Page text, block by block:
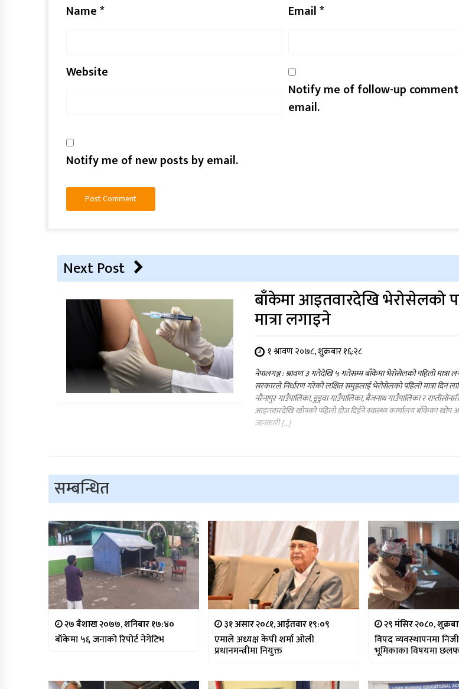
Name* Email*
Website
Notify me of follow-up
email.
Notify me of new posts by email.
Next Post
बाँकेमा आइतवारदेखि भेरोसेलको
मात्रा लगाइने
१ श्रावण २०७८, शुक्रबार १६:२८
नेपालगञ्ज : श्रावण ३ गतेदेखि ५ गतेसम्म बाँकेमा भेरोसेलको पहिलो मात्रा
सरकारले निर्धारण गरेको लक्षित समुहलाई भेरोसेलको पहिलो मात्रा दिन
नरैनापुर गाउँपालिका, डुडुवा गाउँपालिका, बैजनाथ गाउँपालिका र
आइतवारदेखि खोपको पहिलो डोज दिईने स्वास्थ्य कार्यालय बाँकेका खोप
जानकारी […]
सम्बन्धित
२७ बैशाख २०७७, शनिबार १७:४०
बाँकेमा ५६ जनाको रिपोर्ट नेगेटिभ
३१ असार २०८१, आईतवार १९:०९
एमाले अध्यक्ष केपी शर्मा ओली
प्रधानमन्त्रीमा नियुक्त
२९ मंसिर २०८०,
विपद व्यवस्थापनमा निजी
भूमिकाका विषयमा